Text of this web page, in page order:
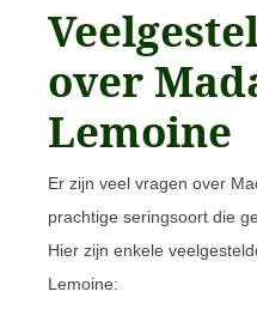
over
Lemoine
Er zijn veel vragen over
prachtige seringsoort die
Hier zijn enkele
Lemoine: